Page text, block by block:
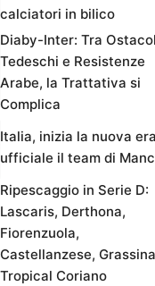
calciatori in bilico
Diaby-Inter: Tra
Tedeschi e Resistenze
Arabe, la Trattativa si
Complica
Italia, inizia la nuova
ufficiale il team di
Ripescaggio in Serie D:
Lascaris, Derthona,
Fiorenzuola,
Castellanzese,
Tropical Coriano